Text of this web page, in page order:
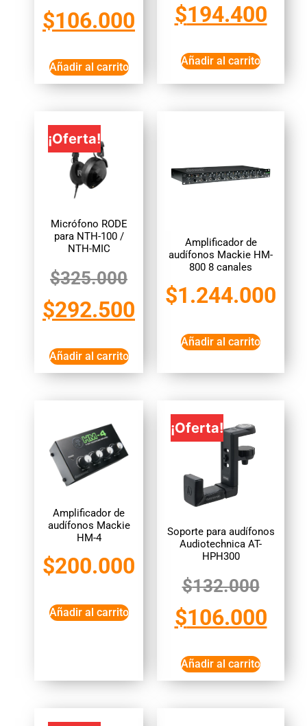
$106.000
Añadir al carrito
$194.400
Añadir al carrito
¡Oferta!
Micrófono RODE
para NTH-100 /
NTH-MIC
$325.000
$292.500
Añadir al carrito
Amplificador de
audífonos Mackie HM-
800 8 canales
$1.244.000
Añadir al carrito
Amplificador de
audífonos Mackie
HM-4
$200.000
Añadir al carrito
¡Oferta!
Soporte para audífonos
Audiotechnica AT-
HPH300
$132.000
$106.000
Añadir al carrito